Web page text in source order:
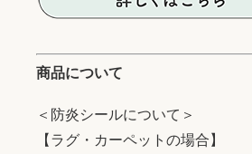
商品について
＜防炎シールについて＞
【ラグ・カーペットの場合】